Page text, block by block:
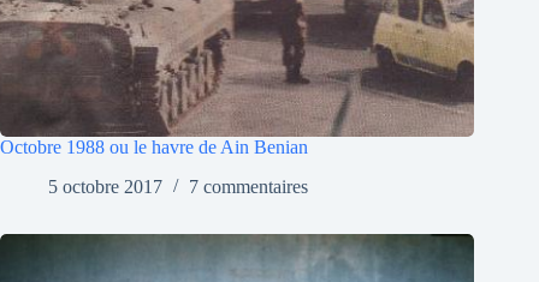
Octobre 1988 ou le havre de Ain Benian
5 octobre 2017
7 commentaires